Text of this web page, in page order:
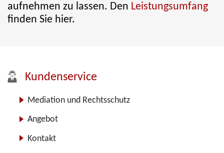
aufnehmen zu lassen. Den Leistungsumfang
finden Sie hier.
Kundenservice
Mediation und Rechtsschutz
Angebot
Kontakt